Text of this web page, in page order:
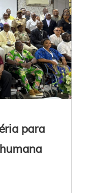
para